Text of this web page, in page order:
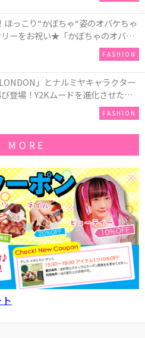
っこり“かぼちゃ“姿のオバケちゃ
ーをお祝い★「かぼちゃのオバケ
」が新発売！Q-pot CAFE.では
バケーキプレート」も登場
FASHION
」とナルミヤキャラクター
登場！Y2Kムードを進化させた新
発売♪
FASHION
MORE